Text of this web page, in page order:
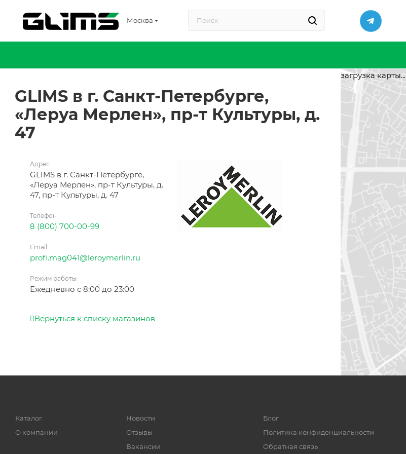
Москва
GLIMS в г. Санкт-Петербурге,
«Леруа Мерлен», пр-т Культуры, д.
47
Адрес
GLIMS в г. Санкт-Петербурге,
«Леруа Мерлен», пр-т Культуры, д.
47, пр-т Культуры, д. 47
Телефон
8 (800) 700-00-99
Email
profi.mag041@leroymerlin.ru
Режим работы
Ежедневно с 8:00 до 23:00
Вернуться к списку магазинов
загрузка карты...
Каталог
О компании
Новости
Отзывы
Вакансии
Блог
Политика конфиденциальности
Обратная связь